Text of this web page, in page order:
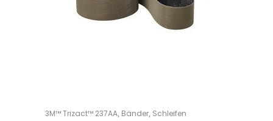
OPTIONS
3M™ Trizact™ 237AA, Bänder, Schleifen